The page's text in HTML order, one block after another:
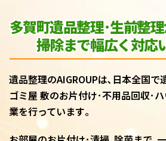
多賀町遺品整理･生前整
掃除まで幅広く対応
遺品整理のAIGROUPは､日本全国で
ゴミ屋 敷のお片付け･不用品回収･
業を行っています｡